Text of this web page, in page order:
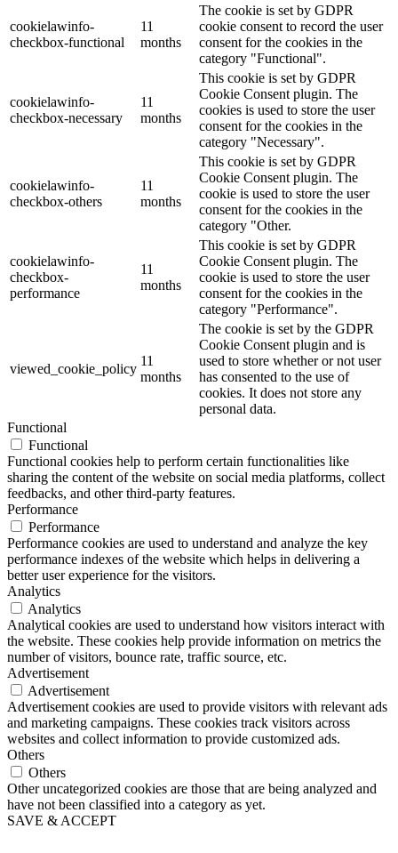
cookielawinfo-
checkbox-functional
11
months
The cookie is set by GDPR
cookie consent to record the user
consent for the cookies in the
category "Functional".
cookielawinfo-
checkbox-necessary
11
months
This cookie is set by GDPR
Cookie Consent plugin. The
cookies is used to store the user
consent for the cookies in the
category "Necessary".
cookielawinfo-
checkbox-others
11
months
This cookie is set by GDPR
Cookie Consent plugin. The
cookie is used to store the user
consent for the cookies in the
category "Other.
cookielawinfo-
checkbox-
performance
11
months
This cookie is set by GDPR
Cookie Consent plugin. The
cookie is used to store the user
consent for the cookies in the
category "Performance".
viewed_cookie_policy
11
months
The cookie is set by the GDPR
Cookie Consent plugin and is
used to store whether or not user
has consented to the use of
cookies. It does not store any
personal data.
Functional
Functional
Functional cookies help to perform certain functionalities like
sharing the content of the website on social media platforms, collect
feedbacks, and other third-party features.
Performance
Performance
Performance cookies are used to understand and analyze the key
performance indexes of the website which helps in delivering a
better user experience for the visitors.
Analytics
Analytics
Analytical cookies are used to understand how visitors interact with
the website. These cookies help provide information on metrics the
number of visitors, bounce rate, traffic source, etc.
Advertisement
Advertisement
Advertisement cookies are used to provide visitors with relevant ads
and marketing campaigns. These cookies track visitors across
websites and collect information to provide customized ads.
Others
Others
Other uncategorized cookies are those that are being analyzed and
have not been classified into a category as yet.
SAVE & ACCEPT